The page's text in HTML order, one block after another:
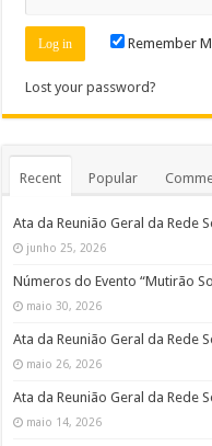
Remember
Lost your password?
Recent Popular
Ata da Reunião Geral da Rede
junho 25, 2026
Números do Evento “Mutirão
maio 30, 2026
Ata da Reunião Geral da Rede
maio 26, 2026
Ata da Reunião Geral da Rede
maio 14, 2026